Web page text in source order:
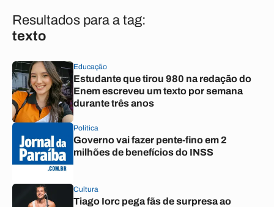
Resultados para a tag:
texto
Educação
Estudante que tirou 980 na redação do
Enem escreveu um texto por semana
durante três anos
Política
Governo vai fazer pente-fino em 2
milhões de benefícios do INSS
Cultura
Tiago Iorc pega fãs de surpresa ao